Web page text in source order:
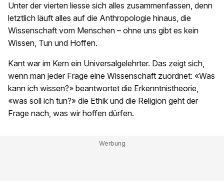
Unter der vierten liesse sich alles zusammenfassen, denn
letztlich läuft alles auf die Anthropologie hinaus, die
Wissenschaft vom Menschen – ohne uns gibt es kein
Wissen, Tun und Hoffen.
Kant war im Kern ein Universalgelehrter. Das zeigt sich,
wenn man jeder Frage eine Wissenschaft zuordnet: «Was
kann ich wissen?» beantwortet die Erkenntnistheorie,
«was soll ich tun?» die Ethik und die Religion geht der
Frage nach, was wir hoffen dürfen.